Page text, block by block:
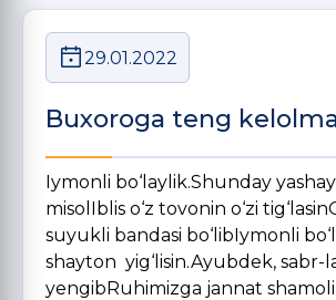
29.01.2022
Buxoroga teng
Iymonli bo‘laylik.Shunday
misolIblis o‘z tovonin o‘zi
suyukli bandasi bo‘libIymonli
shayton yig‘lisin.Ayubdek, sabr-
yengibRuhimizga jannat